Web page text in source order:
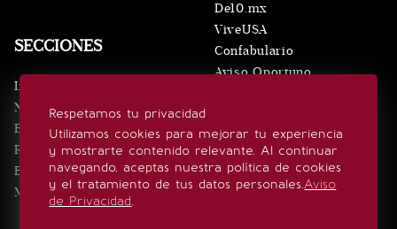
Respetamos tu privacidad
Utilizamos cookies para mejorar tu experiencia
y mostrarte contenido relevante. Al continuar
navegando, aceptas nuestra política de cookies
y el tratamiento de tus datos personales.Aviso
de Privacidad.
SECCIONES
Inicio
Noticias
Eventos
Realeza
Estilo de vida
Minuto x Minuto
De10.mx
ViveUSA
Confabulario
Aviso Oportuno
SÍGUENOS